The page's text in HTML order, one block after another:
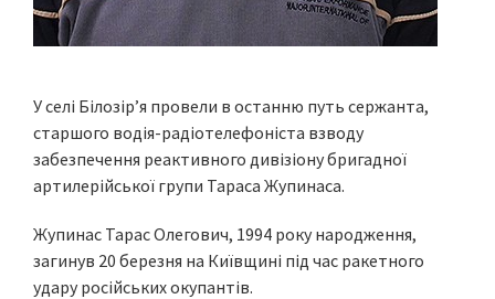
У селі Білозір’я провели в останню путь сержанта,
старшого водія-радіотелефоніста взводу
забезпечення реактивного дивізіону бригадної
артилерійської групи Тараса Жупинаса.
Жупинас Тарас Олегович, 1994 року народження,
загинув 20 березня на Київщині під час ракетного
удару російських окупантів.